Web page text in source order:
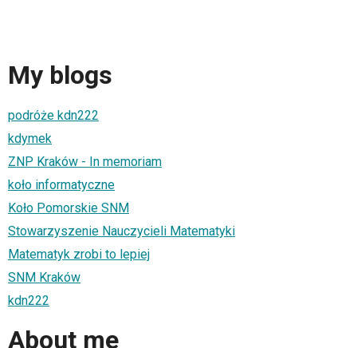
My blogs
podróże kdn222
kdymek
ZNP Kraków - In memoriam
koło informatyczne
Koło Pomorskie SNM
Stowarzyszenie Nauczycieli Matematyki
Matematyk zrobi to lepiej
SNM Kraków
kdn222
About me